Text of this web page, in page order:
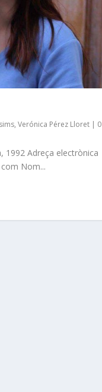
, Verónica Pérez Lloret| 0
1992 Adreça electrònica
Nom...